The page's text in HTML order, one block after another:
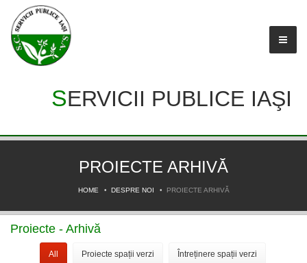
SERVICII PUBLICE IAŞI
PROIECTE ARHIVĂ
HOME DESPRE NOI PROIECTE ARHIVĂ
Proiecte - Arhivă
All Proiecte spații verzi Întreținere spații verzi